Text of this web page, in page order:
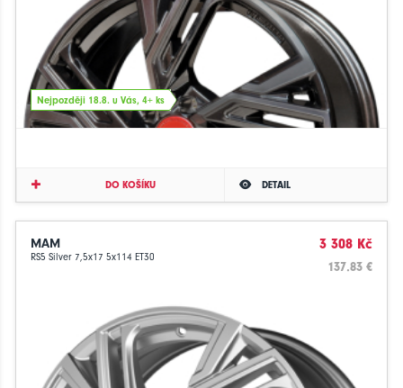
Nejpozději 18.8. u Vás, 4+ ks
DO KOŠÍKU DETAIL
MAM
RS5 Silver 7,5x17 5x114 ET30
3 308 Kč
137.83 €